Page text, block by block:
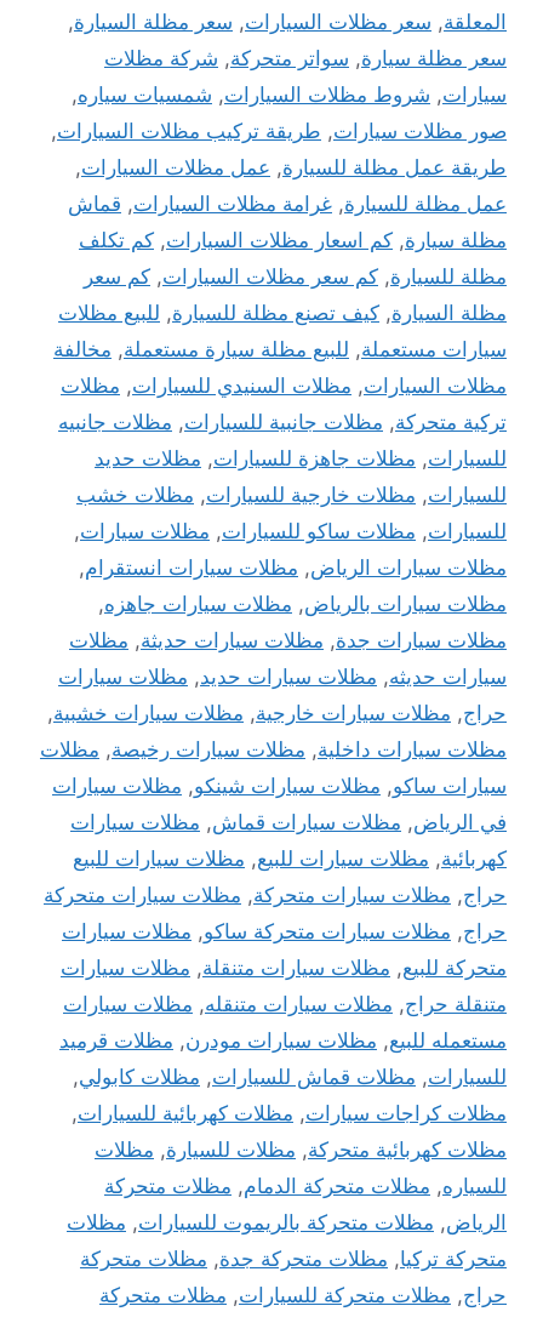
المعلقة, سعر مظلات السيارات, سعر مظلة السيارة,
سعر مظلة سيارة, سواتر متحركة, شركة مظلات
سيارات, شروط مظلات السيارات, شمسيات سياره,
صور مظلات سيارات, طريقة تركيب مظلات السيارات,
طريقة عمل مظلة للسيارة, عمل مظلات السيارات,
عمل مظلة للسيارة, غرامة مظلات السيارات, قماش
مظلة سيارة, كم اسعار مظلات السيارات, كم تكلف
مظلة للسيارة, كم سعر مظلات السيارات, كم سعر
مظلة السيارة, كيف تصنع مظلة للسيارة, للبيع مظلات
سيارات مستعملة, للبيع مظلة سيارة مستعملة, مخالفة
مظلات السيارات, مظلات السنيدي للسيارات, مظلات
تركية متحركة, مظلات جانبية للسيارات, مظلات جانبيه
للسيارات, مظلات جاهزة للسيارات, مظلات حديد
للسيارات, مظلات خارجية للسيارات, مظلات خشب
للسيارات, مظلات ساكو للسيارات, مظلات سيارات,
مظلات سيارات الرياض, مظلات سيارات انستقرام,
مظلات سيارات بالرياض, مظلات سيارات جاهزه,
مظلات سيارات جدة, مظلات سيارات حديثة, مظلات
سيارات حديثه, مظلات سيارات حديد, مظلات سيارات
حراج, مظلات سيارات خارجية, مظلات سيارات خشبية,
مظلات سيارات داخلية, مظلات سيارات رخيصة, مظلات
سيارات ساكو, مظلات سيارات شينكو, مظلات سيارات
في الرياض, مظلات سيارات قماش, مظلات سيارات
كهربائية, مظلات سيارات للبيع, مظلات سيارات للبيع
حراج, مظلات سيارات متحركة, مظلات سيارات متحركة
حراج, مظلات سيارات متحركة ساكو, مظلات سيارات
متحركة للبيع, مظلات سيارات متنقلة, مظلات سيارات
متنقلة حراج, مظلات سيارات متنقله, مظلات سيارات
مستعمله للبيع, مظلات سيارات مودرن, مظلات قرميد
للسيارات, مظلات قماش للسيارات, مظلات كابولي,
مظلات كراجات سيارات, مظلات كهربائية للسيارات,
مظلات كهربائية متحركة, مظلات للسيارة, مظلات
للسياره, مظلات متحركة الدمام, مظلات متحركة
الرياض, مظلات متحركة بالريموت للسيارات, مظلات
متحركة تركيا, مظلات متحركة جدة, مظلات متحركة
حراج, مظلات متحركة للسيارات, مظلات متحركة